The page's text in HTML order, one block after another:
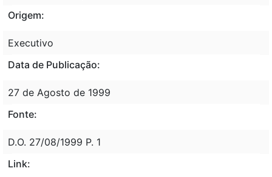
Origem:
Executivo
Data de Publicação:
27 de Agosto de 1999
Fonte:
D.O. 27/08/1999 P. 1
Link: